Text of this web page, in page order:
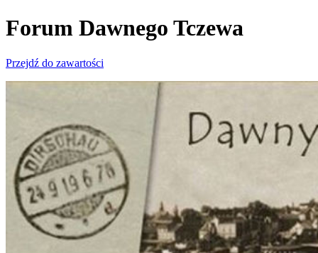
Forum Dawnego Tczewa
Przejdź do zawartości